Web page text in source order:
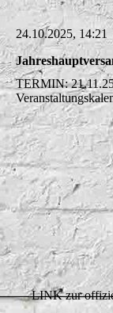
24.10.2025, 14:21
TERMIN:
LINK zur